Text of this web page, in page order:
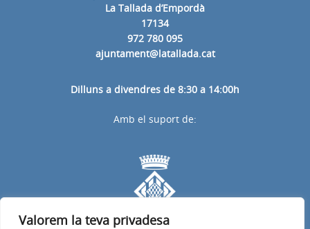
Valorem la teva privadesa
La Tallada d’Empordà
17134
972 780 095
ajuntament@latallada.cat
Dilluns a divendres de 8:30 a 14:00h
Amb el suport de: